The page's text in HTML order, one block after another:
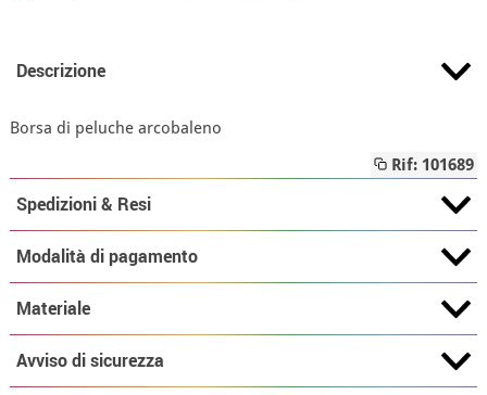
Descrizione
Borsa di peluche arcobaleno
Rif: 101689
Spedizioni & Resi
Modalità di pagamento
Materiale
Avviso di sicurezza